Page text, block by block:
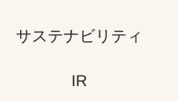
サステナビリティ
IR